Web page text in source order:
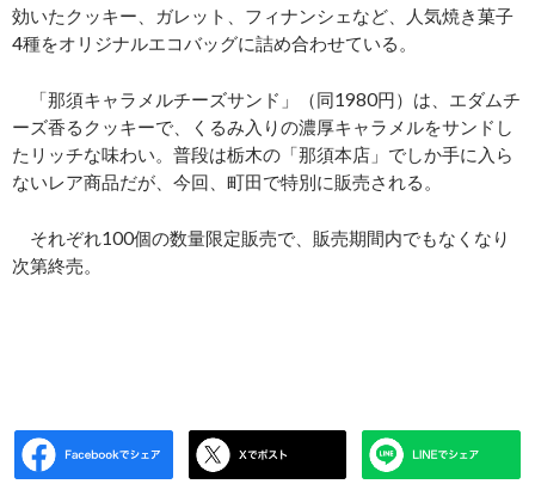
効いたクッキー、ガレット、フィナンシェなど、人気焼き菓子
4種をオリジナルエコバッグに詰め合わせている。
「那須キャラメルチーズサンド」（同1980円）は、エダムチ
ーズ香るクッキーで、くるみ入りの濃厚キャラメルをサンドし
たリッチな味わい。普段は栃木の「那須本店」でしか手に入ら
ないレア商品だが、今回、町田で特別に販売される。
それぞれ100個の数量限定販売で、販売期間内でもなくなり
次第終売。